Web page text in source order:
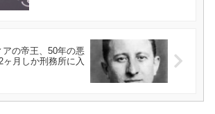
アの帝王、50年の悪
月しか刑務所に入